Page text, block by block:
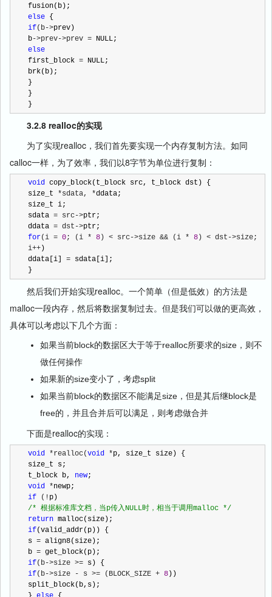
else
if(b->prev)
b->prev->prev =
else
first_block = NULL;
brk(b);
}
}
}
3.2.8 realloc的实现
为了实现realloc，我们首先要实现一个内存复制方法。如同
calloc一样，为了效率，我们以8字节为单位进行复制：
void copy_block(t_block src, t_block dst) {
size_t *sdata, *ddata;
size_t i;
sdata = src->ptr;
ddata = dst->
for(i = 0; (i * 8) < src->size && (i * 8) < dst->size;
i++)
ddata[i] = sdata[i];
}
然后我们开始实现realloc。一个简单（但是低效）的方法是
malloc一段内存，然后将数据复制过去。但是我们可以做的更高效，
具体可以考虑以下几个方面：
如果当前block的数据区大于等于realloc所要求的size，则不
做任何操作
如果新的size变小了，考虑split
如果当前block的数据区不能满足size，但是其后继block是
free的，并且合并后可以满足，则考虑做合并
下面是realloc的实现：
void *realloc(void *p, size_t size) {
size_t s;
t_block b, new
void *
if (!
/* 根据标准库文档，当p传入NULL时，相当于调用malloc */
return
if(valid_addr(p)) {
s = align8(size);
b =
if(b->size >=
if(b->size - s >= (BLOCK_SIZE + 8))
split_block(b,s);